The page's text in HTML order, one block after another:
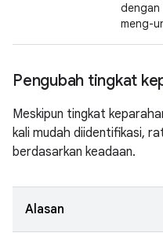
dengan
meng-
Pengubah tingkat
Meskipun tingkat
kali mudah diidentifikasi,
berdasarkan keadaan.
Alasan